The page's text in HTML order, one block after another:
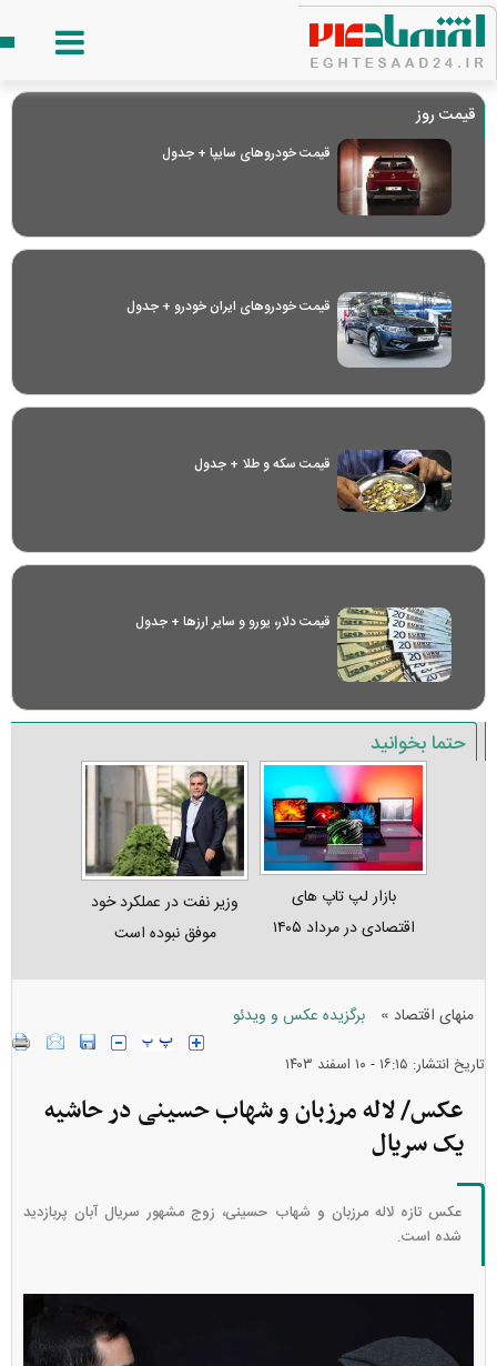
قیمت روز
قیمت خودرو‌های سایپا + جدول
قیمت خودرو‌های ایران خودرو + جدول
قیمت سکه و طلا + جدول
قیمت دلار، یورو و سایر ارز‌ها + جدول
حتما بخوانید
بازار لپ‌ تاپ‌ های
اقتصادی در مرداد ۱۴۰۵
وزیر نفت در عملکرد خود
موفق نبوده است
منهای اقتصاد » برگزیده عکس و ویدئو
تاریخ انتشار: ۱۶:۱۵ - ۱۰ اسفند ۱۴۰۳
عکس/ لاله مرزبان و شهاب حسینی در حاشیه
یک سریال
عکس تازه لاله مرزبان و شهاب حسینی، زوج مشهور سریال آبان پربازدید
شده است.